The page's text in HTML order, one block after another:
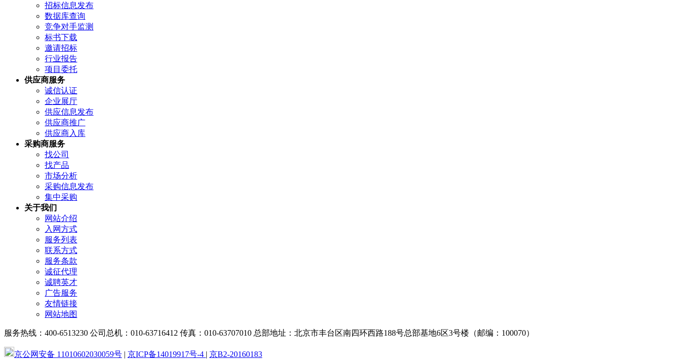
招标信息发布
数据库查询
竞争对手监测
标书下载
邀请招标
行业报告
项目委托
供应商服务
诚信认证
企业展厅
供应信息发布
供应商推广
供应商入库
采购商服务
找公司
找产品
市场分析
采购信息发布
集中采购
关于我们
网站介绍
入网方式
服务列表
联系方式
服务条款
诚征代理
诚聘英才
广告服务
友情链接
网站地图
服务热线：400-6513230 公司总机：010-63716412 传真：010-63707010 总部地址：北京市丰台区南四环西路188号总部基地6区3号楼（邮编：100070）
京公网安备 11010602030059号 | 京ICP备14019917号-4 | 京B2-20160183